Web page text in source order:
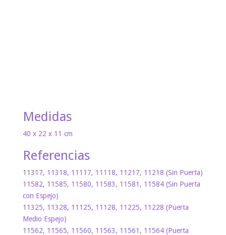
Medidas
40 x 22 x 11 cm
Referencias
11317, 11318, 11117, 11118, 11217, 11218 (Sin Puerta)
11582, 11585, 11580, 11583, 11581, 11584 (Sin Puerta
con Espejo)
11325, 11328, 11125, 11128, 11225, 11228 (Puerta
Medio Espejo)
11562, 11565, 11560, 11563, 11561, 11564 (Puerta